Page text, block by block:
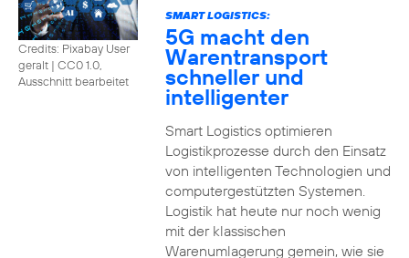
Credits: Pixabay User
geralt | CC0 1.0,
Ausschnitt bearbeitet
SMART LOGISTICS:
5G macht den
Warentransport
schneller und
intelligenter
Smart Logistics optimieren
Logistikprozesse durch den Einsatz
von intelligenten Technologien und
computergestützten Systemen.
Logistik hat heute nur noch wenig
mit der klassischen
Warenumlagerung gemein, wie sie